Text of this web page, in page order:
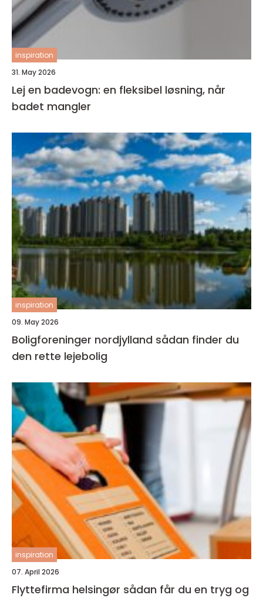
inspiration
31. May 2026
Lej en badevogn: en fleksibel løsning, når
badet mangler
inspiration
09. May 2026
Boligforeninger nordjylland sådan finder du
den rette lejebolig
inspiration
07. April 2026
Flyttefirma helsingør sådan får du en tryg og